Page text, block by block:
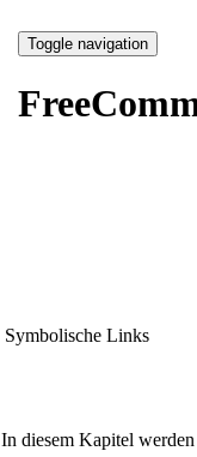
Toggle navigation
Symbolische Links
In diesem Kapitel